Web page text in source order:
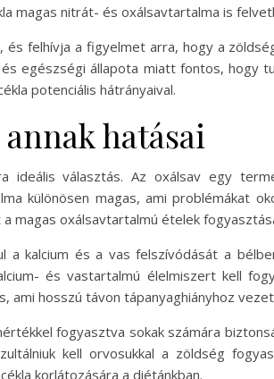
magas nitrát- és oxálsavtartalma is
felhívja a figyelmet arra, hogy a
egészségi állapota miatt fontos, hogy
potenciális hátrányaival.
hatásai
ideális választás. Az oxálsav egy
különösen magas, ami problémákat
magas oxálsavtartalmú ételek
a kalcium és a vas felszívódását a
és vastartalmú élelmiszert kell
ami hosszú távon tápanyaghiányhoz
fogyasztva sokak számára
kell orvosukkal a zöldség
korlátozására a diétánkban.